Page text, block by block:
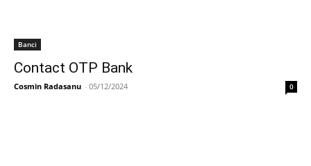
Banci
Contact OTP Bank
Cosmin Radasanu - 05/12/2024 0